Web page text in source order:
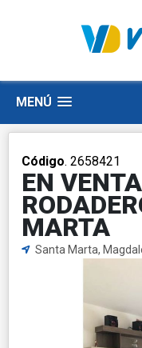
MENÚ
Código. 2658421
EN
MARTA
Santa Marta,